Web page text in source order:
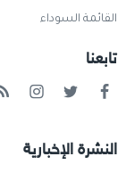
القائمة السوداء
تابعنا
النشرة الإخبارية